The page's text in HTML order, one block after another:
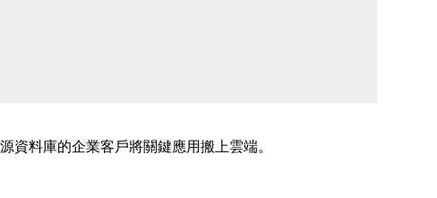
料庫的企業客戶將關鍵應用搬上雲端。